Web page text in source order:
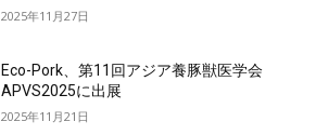
2025年11月27日
Eco-Pork、第11回アジア養豚獣医学会
APVS2025に出展
2025年11月21日